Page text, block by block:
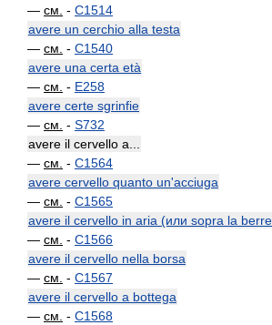
— см. - C1514
avere un cerchio alla testa
— см. - C1540
avere una certa età
— см. - E258
avere certe sgrinfie
— см. - S732
avere il cervello a...
— см. - C1564
avere cervello quanto un'acciuga
— см. - C1565
avere il cervello in aria (или sopra la
— см. - C1566
avere il cervello nella borsa
— см. - C1567
avere il cervello a bottega
— см. - C1568